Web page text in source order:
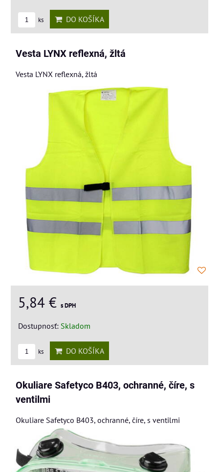
ks DO KOŠÍKA
Vesta LYNX reflexná, žltá
Vesta LYNX reflexná, žltá
5,84 € s DPH
Dostupnosť: Skladom
ks DO KOŠÍKA
Okuliare Safetyco B403, ochranné, číre, s
ventilmi
Okuliare Safetyco B403, ochranné, číre, s ventilmi